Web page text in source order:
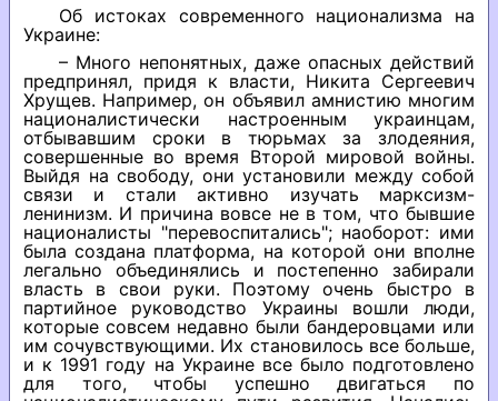
Об истоках современного национализма на
Украине:
– Много непонятных, даже опасных действий
предпринял, придя к власти, Никита Сергеевич
Хрущев. Например, он объявил амнистию многим
националистически настроенным украинцам,
отбывавшим сроки в тюрьмах за злодеяния,
совершенные во время Второй мировой войны.
Выйдя на свободу, они установили между собой
связи и стали активно изучать марксизм-
ленинизм. И причина вовсе не в том, что бывшие
националисты "перевоспитались"; наоборот: ими
была создана платформа, на которой они вполне
легально объединялись и постепенно забирали
власть в свои руки. Поэтому очень быстро в
партийное руководство Украины вошли люди,
которые совсем недавно были бандеровцами или
им сочувствующими. Их становилось все больше,
и к 1991 году на Украине все было подготовлено
для того, чтобы успешно двигаться по